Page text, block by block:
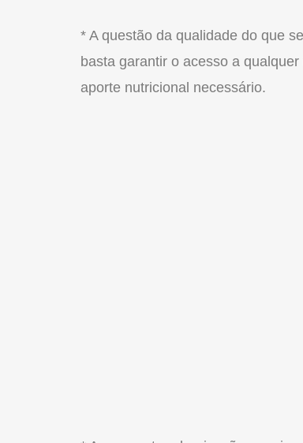
* A questão da qualidade do que
basta garantir o acesso a
aporte nutricional necessário.